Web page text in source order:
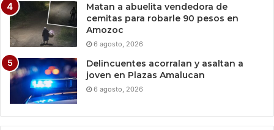
Matan a abuelita vendedora de
cemitas para robarle 90 pesos en
Amozoc
6 agosto, 2026
Delincuentes acorralan y asaltan a
joven en Plazas Amalucan
6 agosto, 2026